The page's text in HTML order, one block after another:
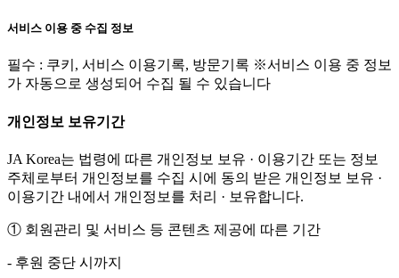
서비스 이용 중 수집 정보
필수 : 쿠키, 서비스 이용기록, 방문기록 ※서비스 이용 중 정보
가 자동으로 생성되어 수집 될 수 있습니다
개인정보 보유기간
JA Korea는 법령에 따른 개인정보 보유 · 이용기간 또는 정보
주체로부터 개인정보를 수집 시에 동의 받은 개인정보 보유 ·
이용기간 내에서 개인정보를 처리 · 보유합니다.
① 회원관리 및 서비스 등 콘텐츠 제공에 따른 기간
- 후원 중단 시까지